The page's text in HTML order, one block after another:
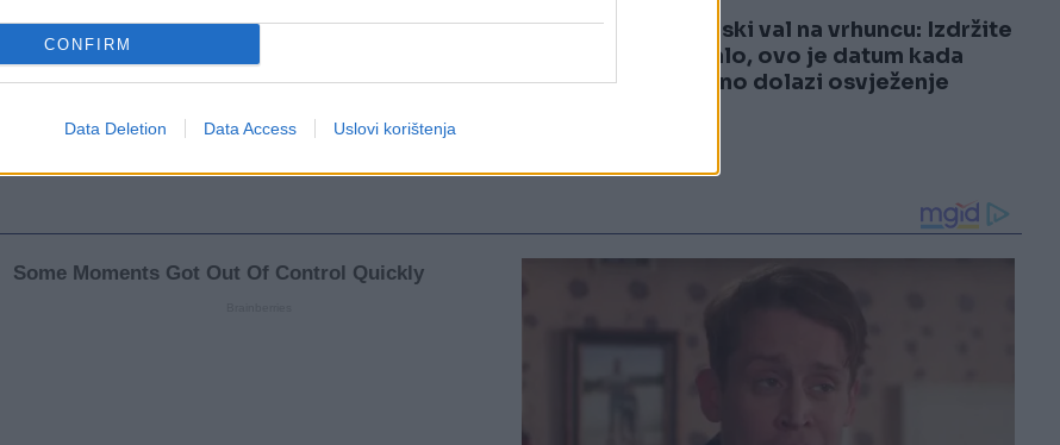
CONFIRM
Data Deletion Data Access Uslovi korištenja 4
Toplinski val na vrhuncu: Izdržite
još malo, ovo je datum kada
konačno dolazi osvježenje